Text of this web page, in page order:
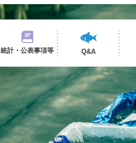
統計・公表事項等 Q&A